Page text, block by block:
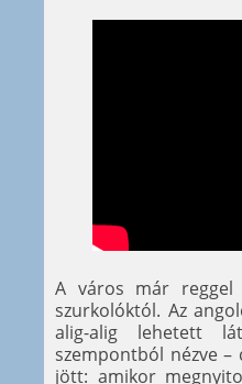
A város már reggel
szurkolóktól. Az
alig-alig lehetett
szempontból nézve
jött: amikor